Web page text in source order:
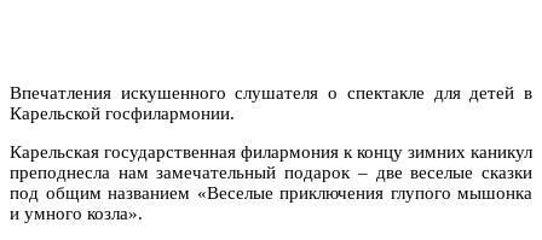
Впечатления искушенного слушателя о спектакле для детей в
Карельской госфилармонии.
Карельская государственная филармония к концу зимних каникул
преподнесла нам замечательный подарок – две веселые сказки
под общим названием «Веселые приключения глупого мышонка
и умного козла».